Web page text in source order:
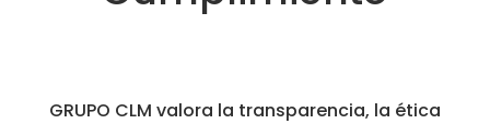
GRUPO CLM valora la transparencia, la ética